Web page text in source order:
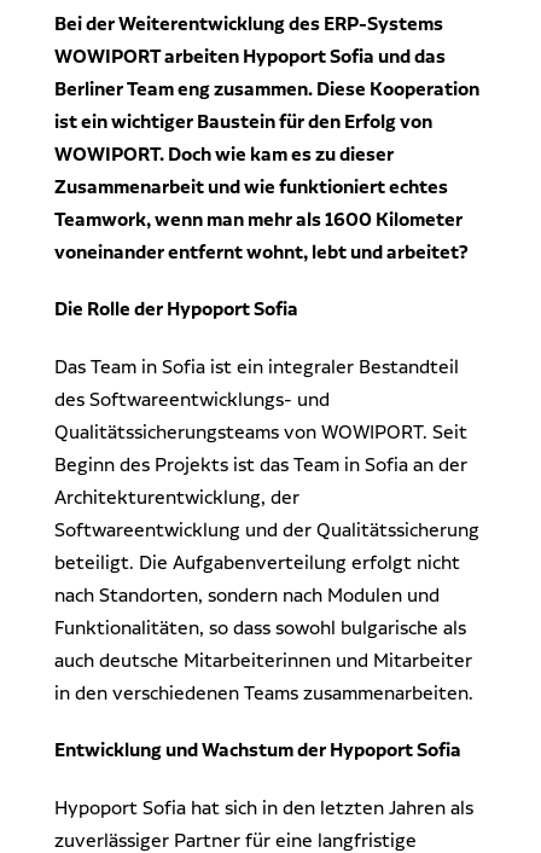
Ansprechpartner
Experten finden
Regionale Experten
Kontakt aufnehmen
Pressekontakt
Investitionsrechnung trifft Unternehmensplanung
WOWIPORT: Einfach zu lernen, einfach zu bedienen
Bei der Weiterentwicklung des ERP-Systems
WOWIPORT arbeiten Hypoport Sofia und das
Berliner Team eng zusammen. Diese Kooperation
ist ein wichtiger Baustein für den Erfolg von
WOWIPORT. Doch wie kam es zu dieser
Zusammenarbeit und wie funktioniert echtes
Teamwork, wenn man mehr als 1600 Kilometer
voneinander entfernt wohnt, lebt und arbeitet?
Die Rolle der Hypoport Sofia
Das Team in Sofia ist ein integraler Bestandteil
des Softwareentwicklungs- und
Qualitätssicherungsteams von WOWIPORT. Seit
Beginn des Projekts ist das Team in Sofia an der
Architekturentwicklung, der
Softwareentwicklung und der Qualitätssicherung
beteiligt. Die Aufgabenverteilung erfolgt nicht
nach Standorten, sondern nach Modulen und
Funktionalitäten, so dass sowohl bulgarische als
auch deutsche Mitarbeiterinnen und Mitarbeiter
in den verschiedenen Teams zusammenarbeiten.
Entwicklung und Wachstum der Hypoport Sofia
Hypoport Sofia hat sich in den letzten Jahren als
zuverlässiger Partner für eine langfristige